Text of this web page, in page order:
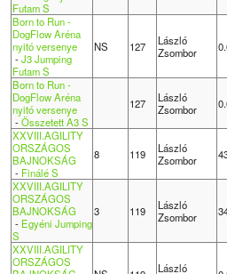
Futam S
Born to Run -
DogFlow Aréna
nyitó versenye
-J3 Jumping
Futam S
NS 127
László
Zsombor
Born to Run -
DogFlow Aréna
nyitó versenye
-Összetett A3 S
127
László
Zsombor
XXVIII.AGILITY
ORSZÁGOS
BAJNOKSÁG
- Finálé S
8 119
László
Zsombor
XXVIII.AGILITY
ORSZÁGOS
BAJNOKSÁG
- Egyéni Jumping
S
3 119
László
Zsombor
XXVIII.AGILITY
ORSZÁGOS
László